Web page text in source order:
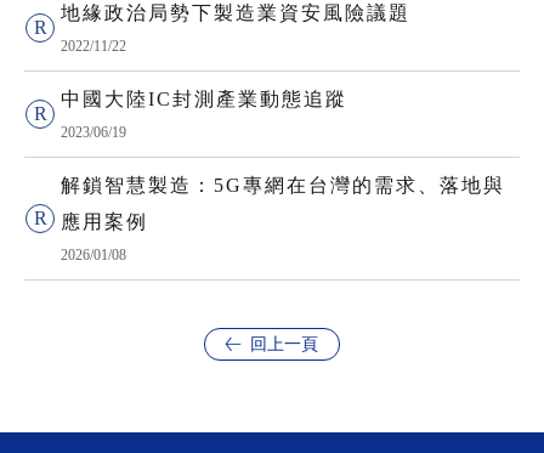
地緣政治局勢下製造業資安風險議題
2022/11/22
中國大陸IC封測產業動態追蹤
2023/06/19
解鎖智慧製造：5G專網在台灣的需求、落地與
應用案例
2026/01/08
回上一頁